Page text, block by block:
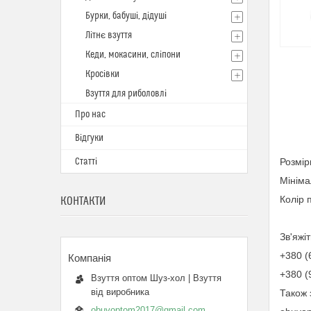
Колір
+380
+380
Також
Бурки, бабуші, дідуші
Літнє взуття
Кеди, мокасини, сліпони
Кросівки
Взуття для риболовлі
Про нас
Відгуки
Статті
КОНТАКТИ
Взуття оптом Шуз-хол | Взуття
від виробника